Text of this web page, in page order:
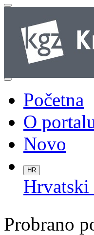
Početna
O
Novo
HR
Probrano